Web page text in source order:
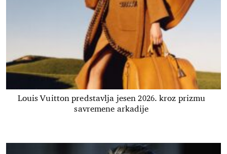
Louis Vuitton predstavlja jesen 2026. kroz prizmu
savremene arkadije